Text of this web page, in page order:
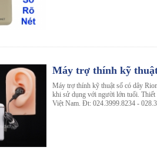
Máy trợ thính kỹ
Máy trợ thính kỹ thuật số có dây
khi sử dụng với người lớn tuổi.
Việt Nam. Đt: 024.3999.8234 -